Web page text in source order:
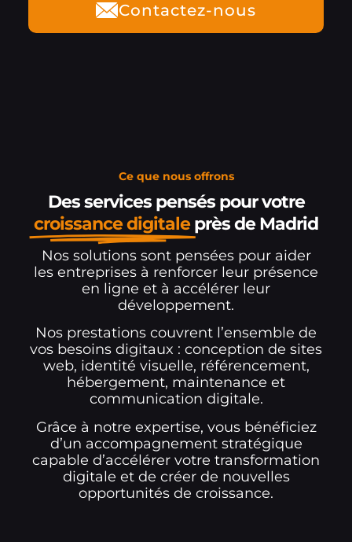
Contactez-nous
Ce que nous offrons
Des services pensés pour votre
croissance digitale près de Madrid
Nos solutions sont pensées pour aider
les entreprises à renforcer leur présence
en ligne et à accélérer leur
développement.
Nos prestations couvrent l’ensemble de
vos besoins digitaux : conception de sites
web, identité visuelle, référencement,
hébergement, maintenance et
communication digitale.
Grâce à notre expertise, vous bénéficiez
d’un accompagnement stratégique
capable d’accélérer votre transformation
digitale et de créer de nouvelles
opportunités de croissance.